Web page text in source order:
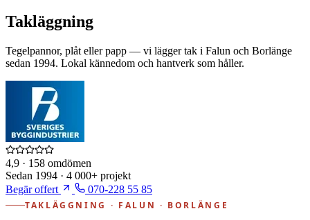
Takläggning
Tegelpannor, plåt eller papp — vi lägger tak i Falun och Borlänge
sedan 1994. Lokal kännedom och hantverk som håller.
4,9 · 158 omdömen
Sedan 1994 · 4 000+ projekt
Begär offert
070-228 55 85
TAKLÄGGNING · FALUN · BORLÄNGE